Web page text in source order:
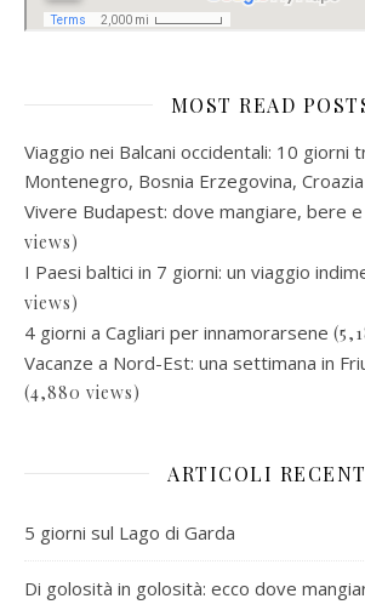
MOST READ
Viaggio nei Balcani occidentali: 10 giorni
Montenegro, Bosnia Erzegovina, Croazia
Vivere Budapest: dove mangiare, bere
views)
I Paesi baltici in 7 giorni: un viaggio
views)
4 giorni a Cagliari per innamorarsene
Vacanze a Nord-Est: una settimana in
(4,880 views)
ARTICOLI
5 giorni sul Lago di Garda
Di golosità in golosità: ecco dove